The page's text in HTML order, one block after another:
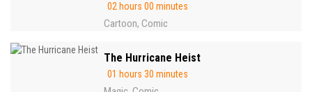
02 hours 00 minutes
Cartoon, Comic
The Hurricane Heist
01 hours 30 minutes